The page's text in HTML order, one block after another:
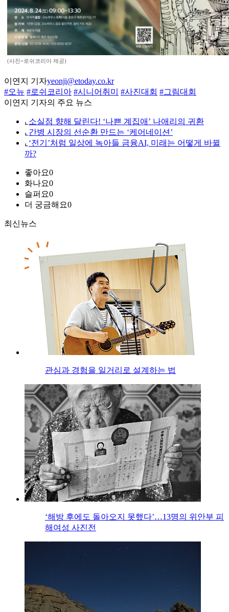
(사진=로쉬코리아 제공)
이연지 기자yeonji@etoday.co.kr
#오뉴 #로쉬코리아 #시니어취미 #사진대회 #그림대회
이연지 기자의 주요 뉴스
⌞ 소실점 향해 달린다! ‘나쁜 계집애’ 나애리의 귀환
⌞ 간병 시장의 선순환 만드는 ‘케어네이션’
⌞ ‘전기’처럼 일상에 녹아들 금융AI, 미래는 어떻게 바뀔
까?
좋아요0
화나요0
슬퍼요0
더 궁금해요0
최신뉴스
관심과 경험을 일거리로 설계하는 법
‘해방 후에도 돌아오지 못했다’…13명의 위안부 피
해여성 사진전